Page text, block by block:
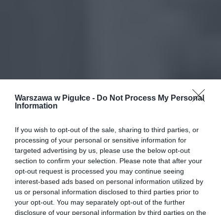
Warszawa w Pigułce - Do Not Process My Personal
Information
If you wish to opt-out of the sale, sharing to third parties, or
processing of your personal or sensitive information for
targeted advertising by us, please use the below opt-out
section to confirm your selection. Please note that after your
opt-out request is processed you may continue seeing
interest-based ads based on personal information utilized by
us or personal information disclosed to third parties prior to
your opt-out. You may separately opt-out of the further
disclosure of your personal information by third parties on the